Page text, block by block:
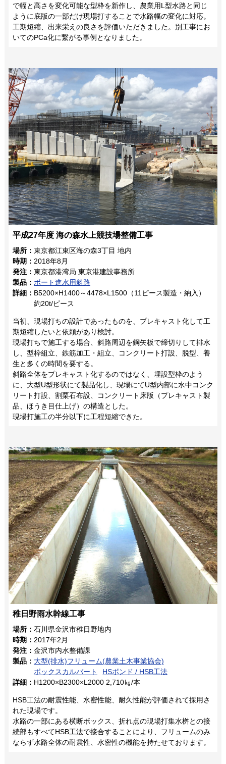
で幅と高さを変化可能な型枠を新作し、農業用L型水路と同じ
ように底版の一部だけ現場打することで水路幅の変化に対応。
工期短縮、出来栄えの良さを評価いただきました。別工事にお
いてのPCa化に繋がる事例となりました。
平成27年度 海の森水上競技場整備工事
場所： 東京都江東区海の森3丁目 地内
時期： 2018年8月
発注： 東京都港湾局 東京港建設事務所
製品： ボート進水用斜路
詳細： B5200×H1400～4478×L1500（11ピース製造・納入）
約20t/ピース
当初、現場打ちの設計であったものを、プレキャスト化して工
期短縮したいと依頼があり検討。
現場打ちで施工する場合、斜路周辺を鋼矢板で締切りして排水
し、型枠組立、鉄筋加工・組立、コンクリート打設、脱型、養
生と多くの時間を要する。
斜路全体をプレキャスト化するのではなく、埋設型枠のよう
に、大型U型形状にて製品化し、現場にてU型内部に水中コンク
リート打設、割栗石布設、コンクリート床版（プレキャスト製
品、ほうき目仕上げ）の構造とした。
現場打施工の半分以下に工程短縮できた。
稚日野雨水幹線工事
場所： 石川県金沢市稚日野地内
時期： 2017年2月
発注： 金沢市内水整備課
製品： 大型(排水)フリューム(農業土木事業協会)
ボックスカルバート
HSボンド / HSB工法
詳細： H1200×B2300×L2000 2,710㎏/本
HSB工法の耐震性能、水密性能、耐久性能が評価されて採用さ
れた現場です。
水路の一部にある横断ボックス、折れ点の現場打集水桝との接
続部もすべてHSB工法で接合することにより、フリュームのみ
ならず水路全体の耐震性、水密性の機能を持たせております。